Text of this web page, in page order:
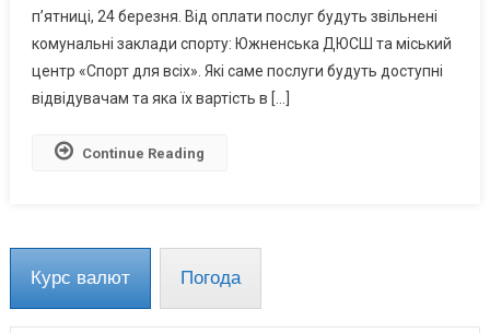
На
Послуги
Спорткомплексу
«Олімп»:
Березня
п’ятниці, 24 березня. Від оплати послуг будуть звільнені
комунальні заклади спорту: Южненська ДЮСШ та міський
центр «Спорт для всіх». Які саме послуги будуть доступні
відвідувачам та яка їх вартість в […]
Continue Reading
Курс валют Погода